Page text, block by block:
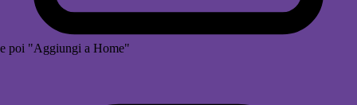
e poi "Aggiungi a Home"